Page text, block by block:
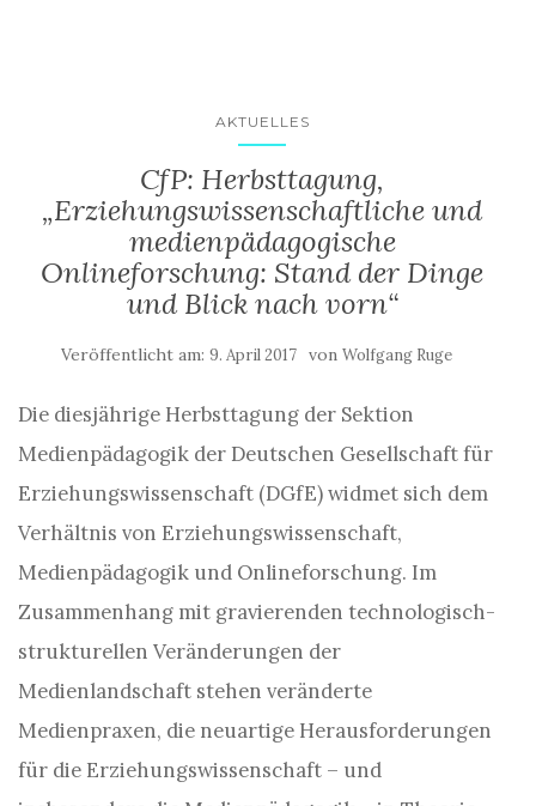
AKTUELLES
CfP: Herbsttagung,
„Erziehungswissenschaftliche und
medienpädagogische
Onlineforschung: Stand der Dinge
und Blick nach vorn“
Veröffentlicht am: 9. April 2017 von Wolfgang Ruge
Die diesjährige Herbsttagung der Sektion
Medienpädagogik der Deutschen Gesellschaft für
Erziehungswissenschaft (DGfE) widmet sich dem
Verhältnis von Erziehungswissenschaft,
Medienpädagogik und Onlineforschung. Im
Zusammenhang mit gravierenden technologisch-
strukturellen Veränderungen der
Medienlandschaft stehen veränderte
Medienpraxen, die neuartige Herausforderungen
für die Erziehungswissenschaft – und